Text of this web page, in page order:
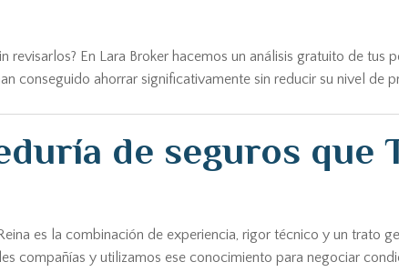
revisarlos? En Lara Broker hacemos un análisis gratuito de tus
conseguido ahorrar significativamente sin reducir su nivel de
de seguros que
es la combinación de experiencia, rigor técnico y un trato
compañías y utilizamos ese conocimiento para negociar